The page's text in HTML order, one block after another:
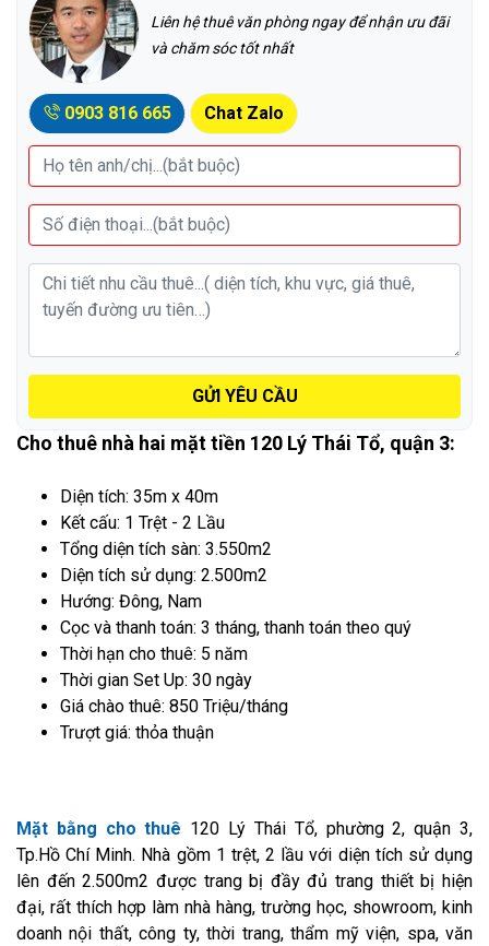
Liên hệ thuê văn phòng ngay để nhận ưu đãi
và chăm sóc tốt nhất
0903 816 665 Chat Zalo
GỬI YÊU CẦU
Cho thuê nhà hai mặt tiền 120 Lý Thái Tổ, quận 3:
Diện tích: 35m x 40m
Kết cấu: 1 Trệt - 2 Lầu
Tổng diện tích sàn: 3.550m2
Diện tích sử dụng: 2.500m2
Hướng: Đông, Nam
Cọc và thanh toán: 3 tháng, thanh toán theo quý
Thời hạn cho thuê: 5 năm
Thời gian Set Up: 30 ngày
Giá chào thuê: 850 Triệu/tháng
Trượt giá: thỏa thuận
Mặt bằng cho thuê 120 Lý Thái Tổ, phường 2, quận 3,
Tp.Hồ Chí Minh. Nhà gồm 1 trệt, 2 lầu với diện tích sử dụng
lên đến 2.500m2 được trang bị đầy đủ trang thiết bị hiện
đại, rất thích hợp làm nhà hàng, trường học, showroom, kinh
doanh nội thất, công ty, thời trang, thẩm mỹ viện, spa, văn